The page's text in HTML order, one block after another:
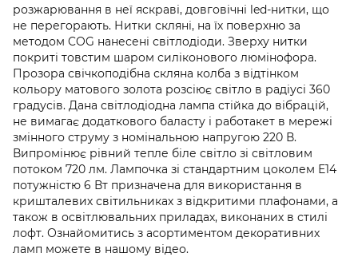
розжарювання в неї яскраві, довговічні led-нитки, що
не перегорають. Нитки скляні, на їх поверхню за
методом COG нанесені світлодіоди. Зверху нитки
покриті товстим шаром силіконового люмінофора.
Прозора свічкоподібна скляна колба з відтінком
кольору матового золота розсіює світло в радіусі 360
градусів. Дана світлодіодна лампа стійка до вібрацій,
не вимагає додаткового баласту і работакет в мережі
змінного струму з номінальною напругою 220 В.
Випромінює рівний тепле біле світло зі світловим
потоком 720 лм. Лампочка зі стандартним цоколем Е14
потужністю 6 Вт призначена для використання в
кришталевих світильниках з відкритими плафонами, а
також в освітлювальних приладах, виконаних в стилі
лофт. Ознайомитись з асортиментом декоративних
ламп можете в нашому відео.